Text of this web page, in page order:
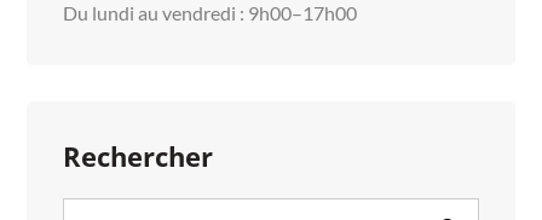
Du lundi au vendredi : 9h00–17h00
Rechercher